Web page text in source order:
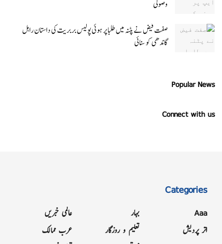
وصولی
صفت فیض نے پٹنہ میں طلبا پر ہوئی پولیس بربریت کی داستان راہل
گاندھی کو سنائی
Popular News
Connect with us
Categories
Aaa
اتر پردیش
بہار
تعلیم و روزگار
عالمی خبریں
عرب ممالک